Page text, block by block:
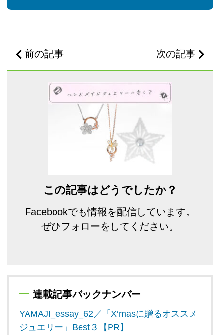
前の記事 次の記事
この記事はどうでしたか？
Facebookでも情報を配信しています。
ぜひフォローをしてください。
連載記事バックナンバー
YAMAJI_essay_62／「X‘masに贈るオススメ
ジュエリー」Best３【PR】